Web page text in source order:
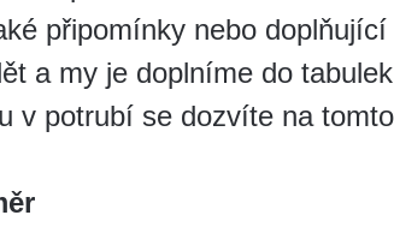
připomínky nebo
a my je doplníme do
v potrubí se dozvíte na